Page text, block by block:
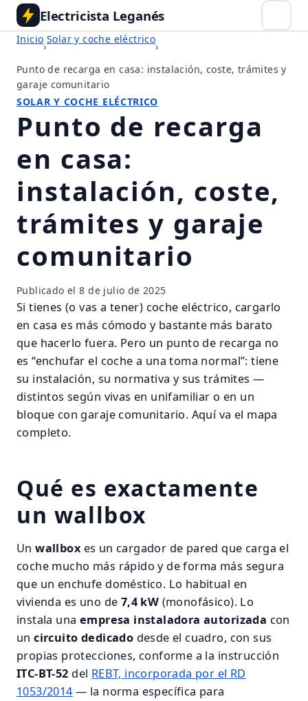
Electricista Leganés
Inicio
›
Solar y coche eléctrico
›
Punto de recarga en casa: instalación, coste, trámites y
garaje comunitario
SOLAR Y COCHE ELÉCTRICO
Punto de recarga
en casa:
instalación, coste,
trámites y garaje
comunitario
Publicado el8 de julio de 2025
Si tienes (o vas a tener) coche eléctrico, cargarlo
en casa es más cómodo y bastante más barato
que hacerlo fuera. Pero un punto de recarga no
es “enchufar el coche a una toma normal”: tiene
su instalación, su normativa y sus trámites —
distintos según vivas en unifamiliar o en un
bloque con garaje comunitario. Aquí va el mapa
completo.
Qué es exactamente
un wallbox
Unwallbox es un cargador de pared que carga el
coche mucho más rápido y de forma más segura
que un enchufe doméstico. Lo habitual en
vivienda es uno de 7,4 kW (monofásico). Lo
instala una empresa instaladora autorizada con
uncircuito dedicado desde el cuadro, con sus
propias protecciones, conforme a la instrucción
ITC-BT-52 del REBT, incorporada por el RD
1053/2014 — la norma específica para